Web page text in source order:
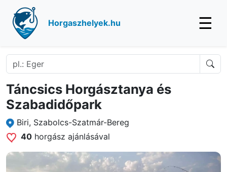
Horgaszhelyek.hu ☰
Táncsics Horgásztanya és
Szabadidőpark
Biri, Szabolcs-Szatmár-Bereg
40 horgász ajánlásával